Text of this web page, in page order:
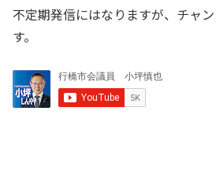
不定期発信にはなりますが、チャ
す。